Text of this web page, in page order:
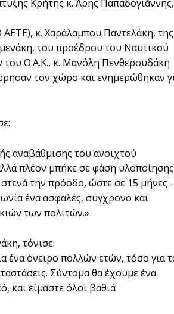
Κρήτης κ. Άρης Παπαδογιάννης,
κ. Χαράλαμπου Παντελάκη, της
του προέδρου του Ναυτικού
του Ο.Α.Κ., κ. Μανόλη Πενθερουδάκη
τον χώρο και ενημερώθηκαν
αναβάθμισης του ανοιχτού
πλέον μπήκε σε φάση υλοποίησης
την πρόοδο, ώστε σε 15 μήνες
ένα ασφαλές, σύγχρονο και
των πολιτών.»
τόνισε:
ένα όνειρο πολλών ετών, τόσο για
Σύντομα θα έχουμε ένα
και είμαστε όλοι βαθιά